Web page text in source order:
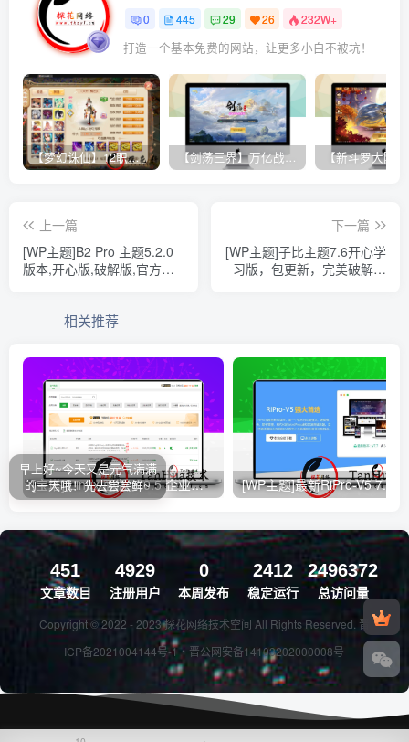
0 445 29 26 232W+
打造一个基本免费的网站，让更多小白不被坑！
【梦幻诛仙】12职业魔改电玩版+双端+后台+视频教程 【剑荡三界】万亿战力 win一键端+双端带教程+运营后台+授权GM后台+完美开服商业端
上一篇
[WP主题]B2 Pro 主题5.2.0
版本,开心版,破解版,官方包
下一篇
[WP主题]子比主题7.6开心学
习版，包更新，完美破解授
相关推荐
[宝塔] Linux 面版 8.0.5 企业开心版
451
文章数目
4929
注册用户
0
本周发布
2412
稳定运行
2496372
总访问量
Copyright © 2022 - 2023探花网络技术空间 All Rights Reserved. 晋
ICP备2021004144号-1・ 晋公网安备14103202000008号
早上好~今天又是元气满满
的一天哦！先去尝尝鲜~